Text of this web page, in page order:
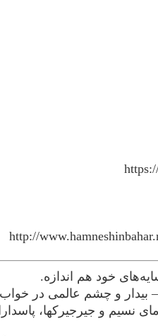
http://
خود هم اندازه.
و چشم عالمی در
نسیم و جیرجیرکها،